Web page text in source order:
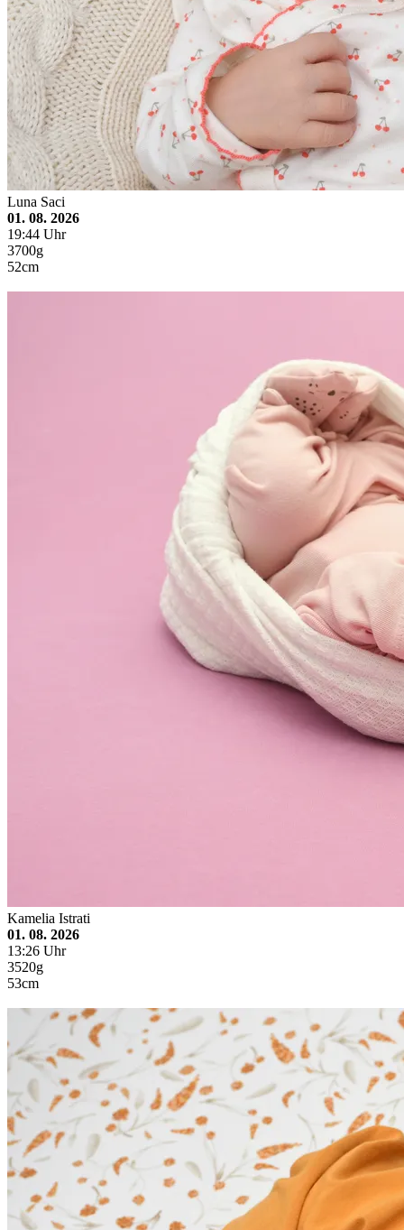
Luna Saci
01. 08. 2026
19:44 Uhr
3700g
52cm
Kamelia Istrati
01. 08. 2026
13:26 Uhr
3520g
53cm